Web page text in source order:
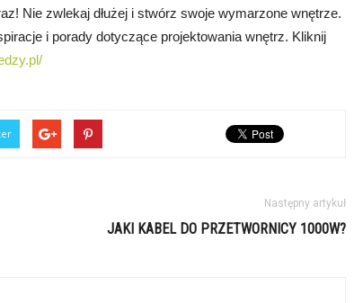
Nie zwlekaj dłużej i stwórz swoje wymarzone wnętrze.
i porady dotyczące projektowania wnętrz. Kliknij
Następny artykuł
JAKI KABEL DO PRZETWORNICY 1000W?